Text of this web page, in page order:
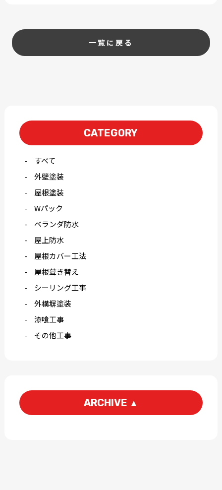
一覧に戻る
CATEGORY
すべて
外壁塗装
屋根塗装
Wパック
ベランダ防水
屋上防水
屋根カバー工法
屋根葺き替え
シーリング工事
外構塀塗装
漆喰工事
その他工事
ARCHIVE ▲